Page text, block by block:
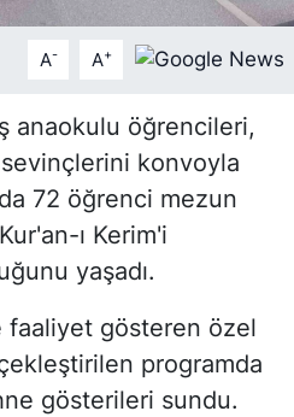
A- A+
anaokulu öğrencileri,
konvoyla
72 öğrenci mezun
ı Kerim'i
yaşadı.
faaliyet gösteren özel
programda
gösterileri sundu.